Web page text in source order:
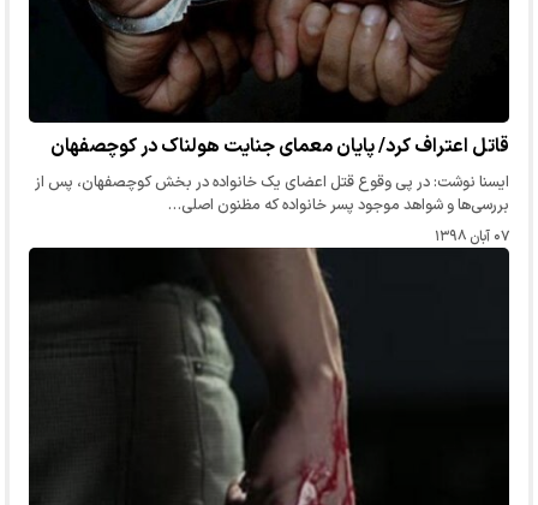
قاتل اعتراف کرد/ پایان معمای جنایت هولناک در کوچصفهان
ایسنا نوشت: در پی وقوع قتل اعضای یک خانواده در بخش کوچصفهان، پس از
بررسی‌ها و شواهد موجود پسر خانواده که مظنون اصلی…
۰۷ آبان ۱۳۹۸